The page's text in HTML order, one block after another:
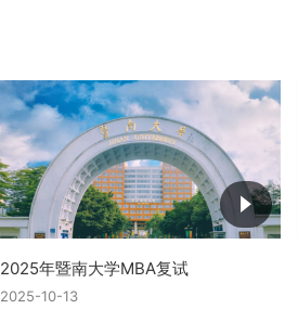
2025年暨南大学MBA复试
2025-10-13